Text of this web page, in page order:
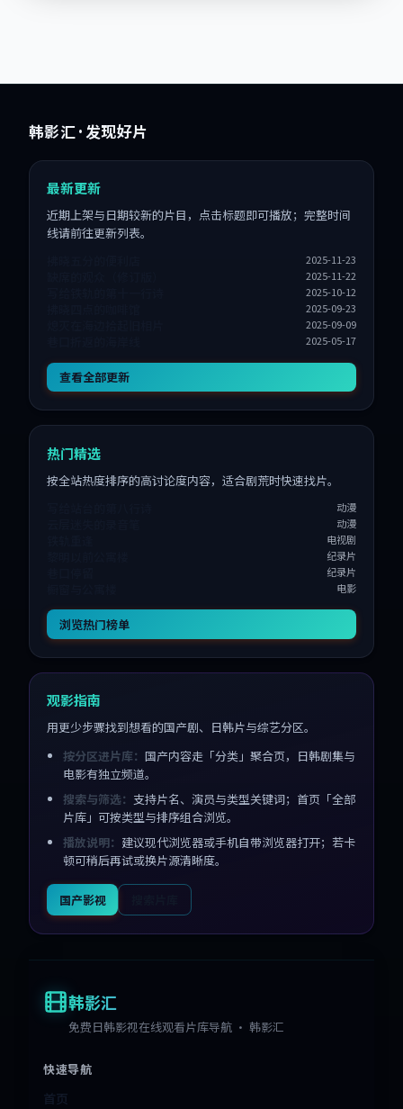
韩影汇 · 发现好片
最新更新
近期上架与日期较新的片目，点击标题即可播放；完整时间
线请前往更新列表。
2025-11-23
2025-11-22
2025-10-12
2025-09-23
2025-09-09
2025-05-17
查看全部更新
热门精选
按全站热度排序的高讨论度内容，适合剧荒时快速找片。
动漫
动漫
电视剧
纪录片
纪录片
电影
浏览热门榜单
观影指南
用更少步骤找到想看的国产剧、日韩片与综艺分区。
按分区进片库： 国产内容走「分类」聚合页，日韩剧集与
电影有独立频道。
搜索与筛选： 支持片名、演员与类型关键词；首页「全部
片库」可按类型与排序组合浏览。
播放说明： 建议现代浏览器或手机自带浏览器打开；若卡
顿可稍后再试或换片源清晰度。
国产影视
韩影汇
免费日韩影视在线观看片库导航 · 韩影汇
快速导航
首页